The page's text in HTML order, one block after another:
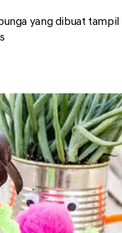
yang dibuat